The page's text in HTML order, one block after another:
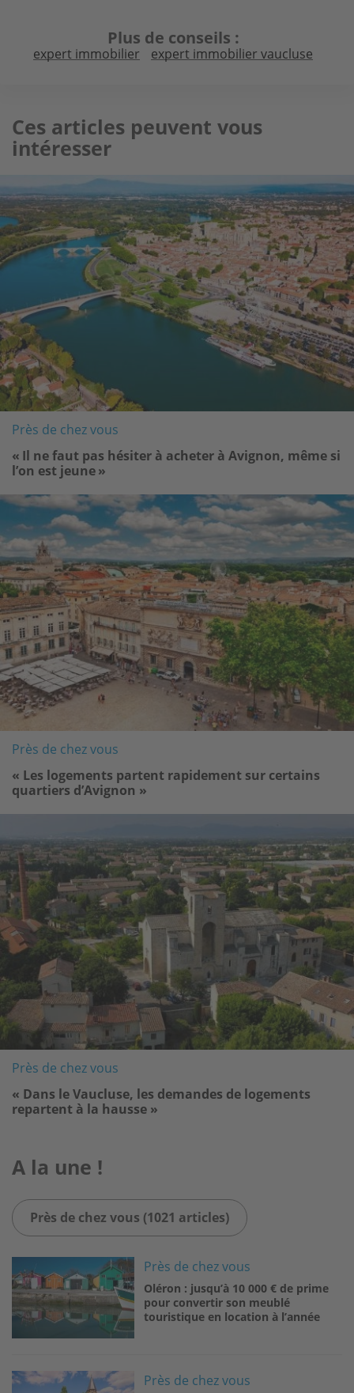
Plus de conseils
expert immobilier expert immobilier vaucluse
Ces articles peuvent vous
intéresser
Près de chez vous
« Il ne faut pas hésiter à acheter à Avignon, même si
l’on est jeune »
Image
Près de chez vous
« Les logements partent rapidement sur certains
quartiers d’Avignon »
Image
Près de chez vous
« Dans le Vaucluse, les demandes de logements
repartent à la hausse »
A la une !
Près de chez vous (1021 articles)
Près de chez vous
Oléron : jusqu’à 10 000 € de prime
pour convertir son meublé
touristique en location à l’année
Image Près de chez vous